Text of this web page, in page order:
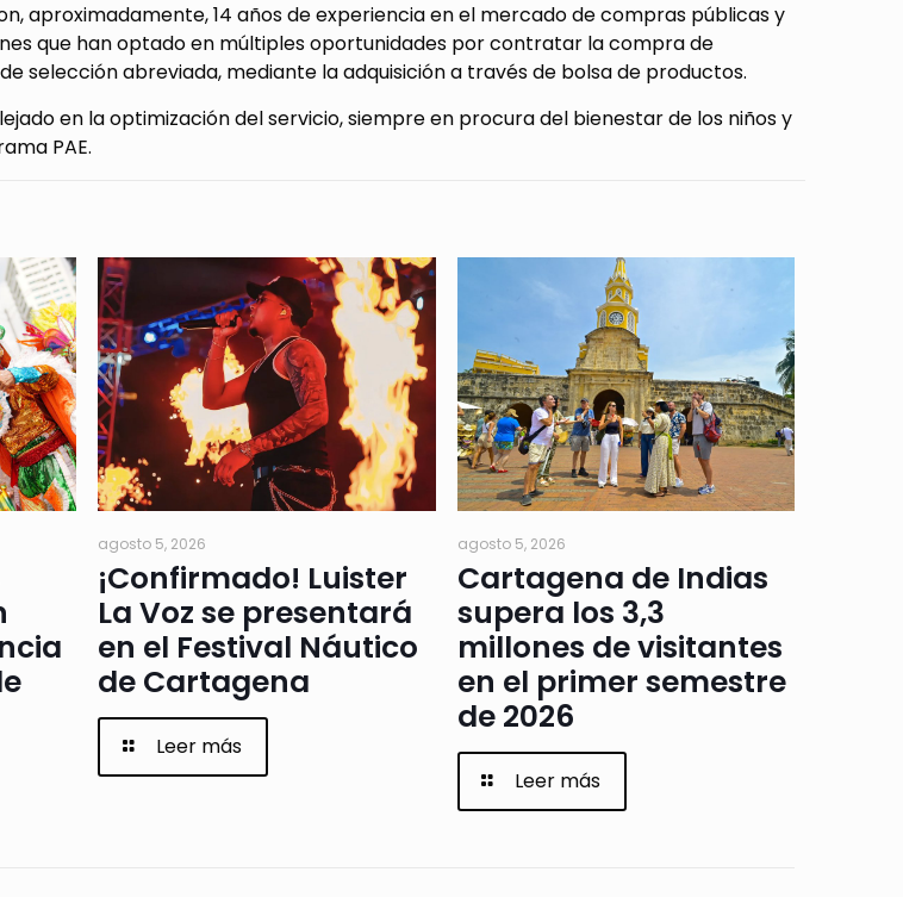
aproximadamente, 14 años de experiencia en el mercado de compras públicas y
que han optado en múltiples oportunidades por contratar la compra de
selección abreviada, mediante la adquisición a través de bolsa de productos.
en la optimización del servicio, siempre en procura del bienestar de los niños y
PAE.
agosto 5, 2026
¡Confirmado! Luister
La Voz se presentará
en el Festival Náutico
de Cartagena
Leer más
agosto 5, 2026
Cartagena de Indias
supera los 3,3
millones de visitantes
en el primer semestre
de 2026
Leer más